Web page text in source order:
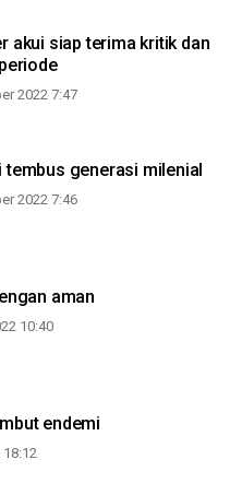
akui siap terima kritik dan
2022 7:47
tembus generasi milenial
2022 7:46
aman
10:40
endemi